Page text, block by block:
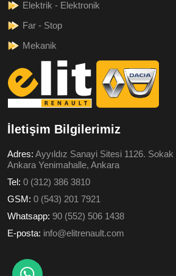
Elektrik - Elektronik
Far - Stop
Mekanik
İletişim Bilgilerimiz
Adres: Ayyıldız Sanayi Sitesi 1126.
Ankara Yenimahalle, Ankara
Tel: 0 (312) 386 3810
GSM: 0 (543) 201 7921
Whatsapp: 90 (552) 506 1438
E-posta: info@elitrenault.com